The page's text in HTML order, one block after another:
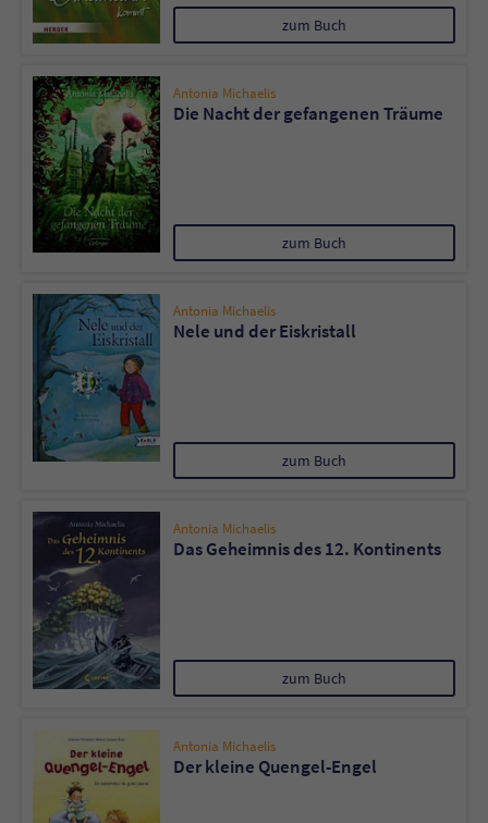
zum Buch
Antonia Michaelis
Die Nacht der gefangenen Träume
zum Buch
Antonia Michaelis
Nele und der Eiskristall
zum Buch
Antonia Michaelis
Das Geheimnis des 12. Kontinents
zum Buch
Antonia Michaelis
Der kleine Quengel-Engel